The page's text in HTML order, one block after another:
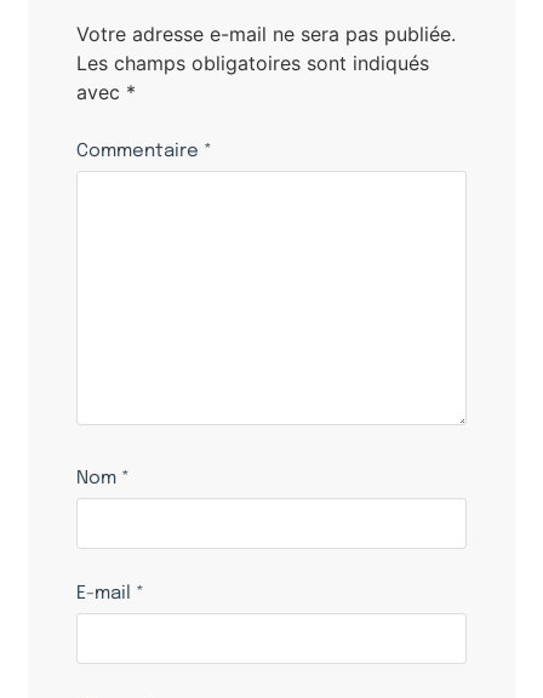
Votre adresse e-mail ne sera pas publiée.
Les champs obligatoires sont indiqués
avec *
Commentaire *
Nom *
E-mail *